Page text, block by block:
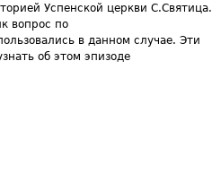
Успенской церкви С.Святица.
вопрос по
в данном случае. Эти
об этом эпизоде